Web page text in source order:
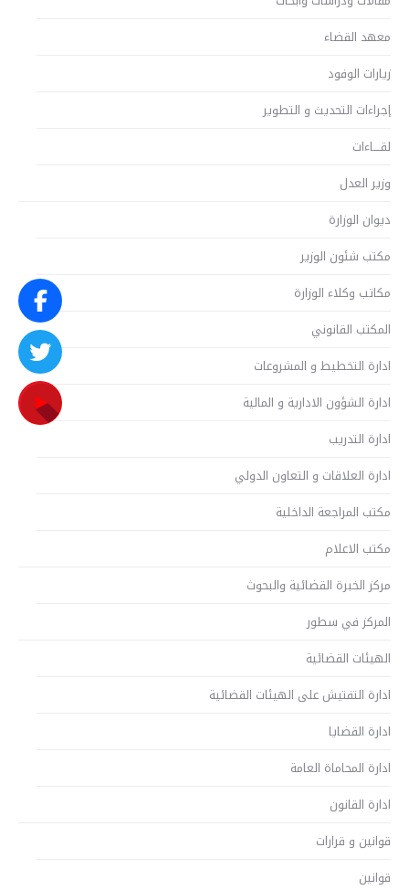
معهد القضاء
زيارات الوفود
إجراءات التحديث و التطوير
لقــــاءات
وزير العدل
ديوان الوزارة
مكتب شئون الوزير
مكاتب وكلاء الوزارة
المكتب القانوني
ادارة التخطيط و المشروعات
ادارة الشؤون الادارية و المالية
ادارة التدريب
ادارة العلاقات و التعاون الدولي
مكتب المراجعة الداخلية
مكتب الاعلام
مركز الخبرة القضائية والبحوث
المركز في سطور
الهيئات القضائية
ادارة التفتيش على الهيئات القضائية
ادارة القضايا
ادارة المحاماة العامة
ادارة القانون
قوانين و قرارات
قوانين